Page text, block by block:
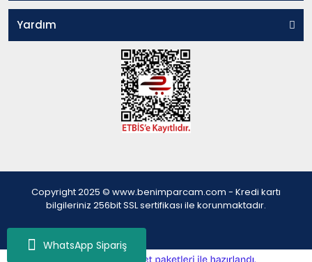
WhatsApp Sipariş
Yardım
Copyright 2025 © www.benimparcam.com - Kredi kartı
bilgileriniz 256bit SSL sertifikası ile korunmaktadır.
e-